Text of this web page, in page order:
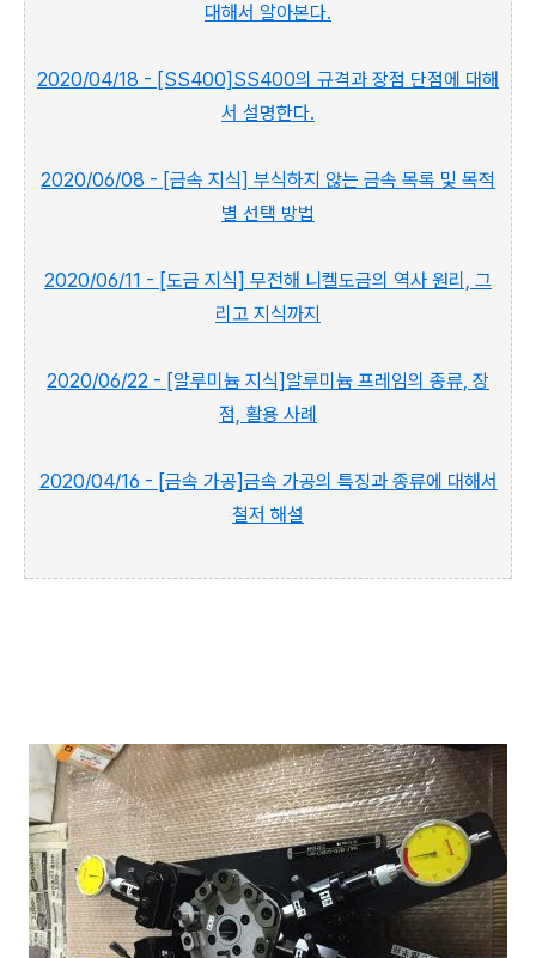
대해서 알아본다.
2020/04/18 - [SS400]SS400의 규격과 장점 단점에 대해
서 설명한다.
2020/06/08 - [금속 지식] 부식하지 않는 금속 목록 및 목적
별 선택 방법
2020/06/11 - [도금 지식] 무전해 니켈도금의 역사 원리, 그
리고 지식까지
2020/06/22 - [알루미늄 지식]알루미늄 프레임의 종류, 장
점, 활용 사례
2020/04/16 - [금속 가공]금속 가공의 특징과 종류에 대해서
철저 해설